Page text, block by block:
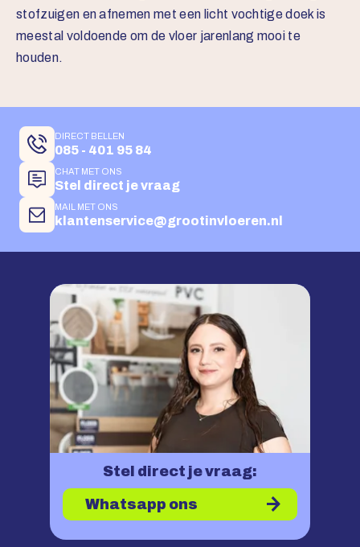
stofzuigen en afnemen met een licht vochtige doek is
meestal voldoende om de vloer jarenlang mooi te
houden.
DIRECT BELLEN
085 - 401 95 84
CHAT MET ONS
Stel direct je vraag
MAIL MET ONS
klantenservice@grootinvloeren.nl
Stel direct je vraag:
Whatsapp ons